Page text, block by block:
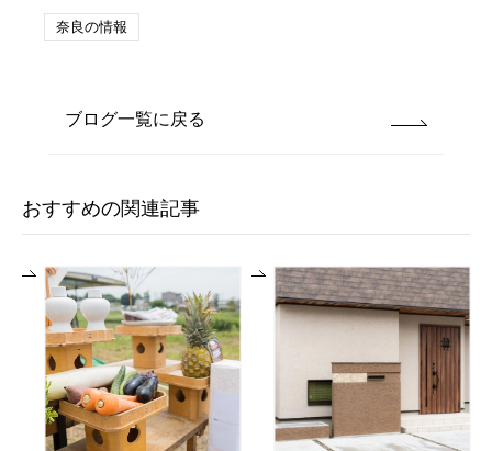
奈良の情報
ブログ一覧に戻る
おすすめの関連記事